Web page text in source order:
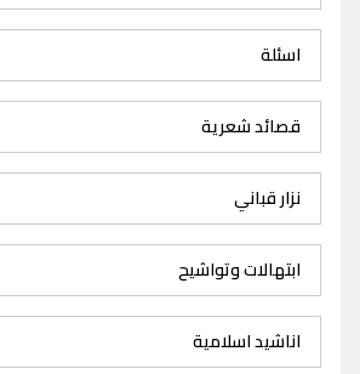
اسئلة
قصائد شعرية
نزار قباني
ابتهالات وتواشيح
اناشيد اسلامية